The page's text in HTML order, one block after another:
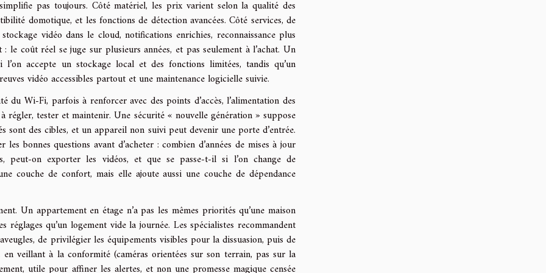
pas toujours. Côté matériel, les prix varient selon la qualité des
domotique, et les fonctions de détection avancées. Côté services, de
vidéo dans le cloud, notifications enrichies, reconnaissance plus
: le coût réel se juge sur plusieurs années, et pas seulement à l’achat. Un
accepte un stockage local et des fonctions limitées, tandis qu’un
vidéo accessibles partout et une maintenance logicielle suivie.
Wi-Fi, parfois à renforcer avec des points d’accès, l’alimentation des
régler, tester et maintenir. Une sécurité « nouvelle génération » suppose
sont des cibles, et un appareil non suivi peut devenir une porte d’entrée.
bonnes questions avant d’acheter : combien d’années de mises à jour
peut-on exporter les vidéos, et que se passe-t-il si l’on change de
couche de confort, mais elle ajoute aussi une couche de dépendance
Un appartement en étage n’a pas les mêmes priorités qu’une maison
réglages qu’un logement vide la journée. Les spécialistes recommandent
de privilégier les équipements visibles pour la dissuasion, puis de
veillant à la conformité (caméras orientées sur son terrain, pas sur la
utile pour affiner les alertes, et non une promesse magique censée